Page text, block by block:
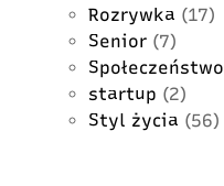
Rozrywka (17)
Senior (7)
Społeczeństwo
startup (2)
Styl życia (56)